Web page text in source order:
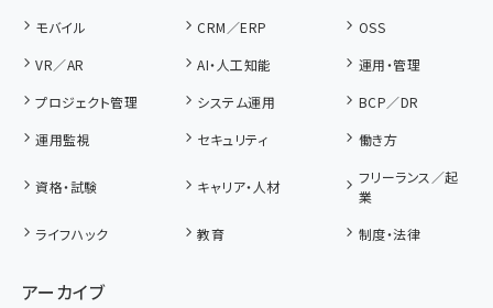
モバイル
CRM／ERP
OSS
VR／AR
AI・人工知能
運用・管理
プロジェクト管理
システム運用
BCP／DR
運用監視
セキュリティ 働き方
資格・試験 キャリア・人材
フリーランス／起
業
ライフハック
教育 制度・法律
アーカイブ